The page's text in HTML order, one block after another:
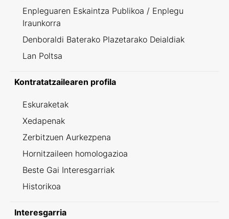
Enpleguaren Eskaintza Publikoa / Enplegu
Iraunkorra
Denboraldi Baterako Plazetarako Deialdiak
Lan Poltsa
Kontratatzailearen profila
Eskuraketak
Xedapenak
Zerbitzuen Aurkezpena
Hornitzaileen homologazioa
Beste Gai Interesgarriak
Historikoa
Interesgarria